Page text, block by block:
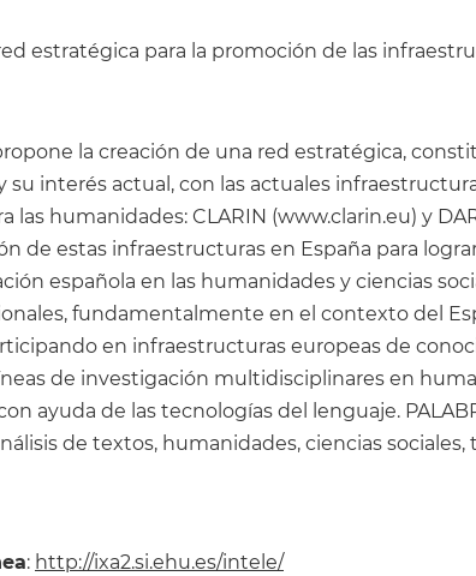
estratégica para la promoción de las
la creación de una red estratégica,
su interés actual, con las actuales
las humanidades: CLARIN (www.clarin.eu) y
de estas infraestructuras en España para
española en las humanidades y ciencias
fundamentalmente en el contexto del
en infraestructuras europeas de
de investigación multidisciplinares en
ayuda de las tecnologías del lenguaje.
de textos, humanidades, ciencias
: http://ixa2.si.ehu.es/intele/